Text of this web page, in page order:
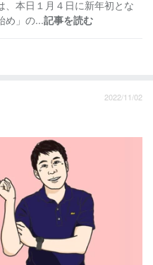
、本日１月４日に新年初とな
め」の...記事を読む
2022/11/02